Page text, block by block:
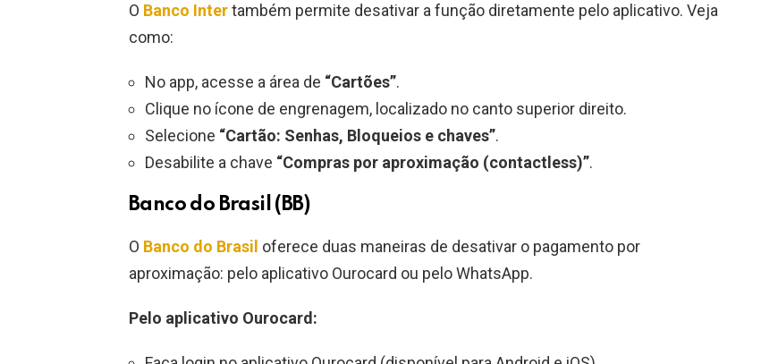
O Banco Intertambém permite desativar a função diretamente pelo aplicativo. Veja
como:
No app, acesse a área de “Cartões”.
Clique no ícone de engrenagem, localizado no canto superior direito.
Selecione “Cartão: Senhas, Bloqueios e chaves”.
Desabilite a chave “Compras por aproximação (contactless)”.
Banco do Brasil (BB)
O Banco do Brasil oferece duas maneiras de desativar o pagamento por
aproximação: pelo aplicativo Ourocard ou pelo WhatsApp.
Pelo aplicativo Ourocard: